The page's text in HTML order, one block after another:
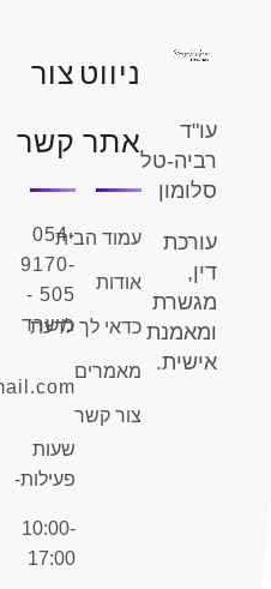
עו"ד
רביה-טל
סלומון
עורכת
דין,
מגשרת
ומאמנת
אישית.
ניווט
אתר
עמוד הבית
אודות
כדאי לך לדעת
מאמרים
צור קשר
צור
קשר
054-
9170-
505 -
משרד
שעות
פעילות-
10:00-
17:00